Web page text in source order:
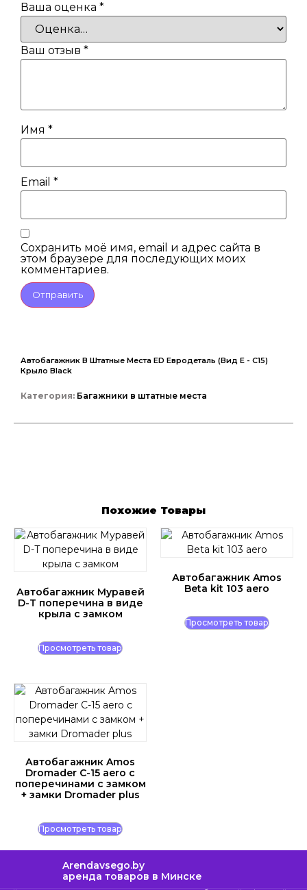
Ваша оценка *
Ваш отзыв *
Имя *
Email *
Сохранить моё имя, email и адрес сайта в
этом браузере для последующих моих
комментариев.
Похожие Товары
Автобагажник Муравей
D-T поперечина в виде
крыла с замком
Просмотреть товар
Автобагажник Amos
Beta kit 103 aero
Просмотреть товар
Автобагажник Amos
Dromader C-15 aero с
поперечинами с замком
+ замки Dromader plus
Просмотреть товар
Автобагажник В Штатные Места ED Евродеталь (Вид Е - С15)
Крыло Black
Категория: Багажники в штатные места
Arendavsego.by
аренда товаров в Минске